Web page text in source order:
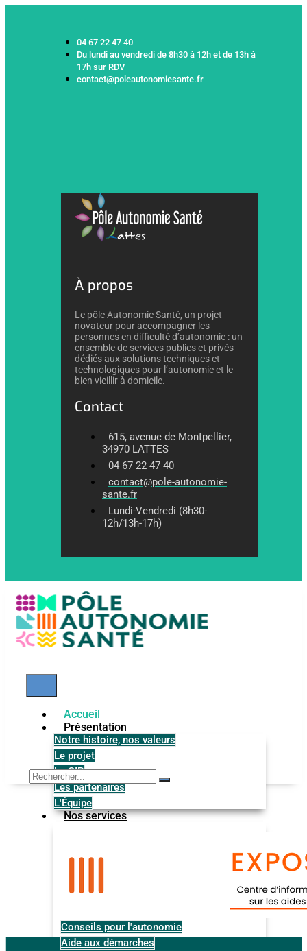
04 67 22 47 40
Du lundi au vendredi de 8h30 à 12h et de 13h à
17h sur RDV
contact@poleautonomiesante.fr
À propos
Le pôle Autonomie Santé, un projet
novateur pour accompagner les
personnes en difficulté d’autonomie : un
ensemble de services publics et privés
dédiés aux solutions techniques et
technologiques pour l’autonomie et le
bien vieillir à domicile.
Contact
615, avenue de Montpellier,
34970 LATTES
04 67 22 47 40
contact@pole-autonomie-
sante.fr
Lundi-Vendredi (8h30-
12h/13h-17h)
Accueil
Présentation
Notre histoire, nos valeurs
Le projet
Le GIP
Les partenaires
L'Équipe
Nos services
Conseils pour l'autonomie
Aide aux démarches